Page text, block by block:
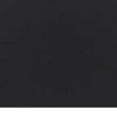
Miley
jen světovou
sebevědomý